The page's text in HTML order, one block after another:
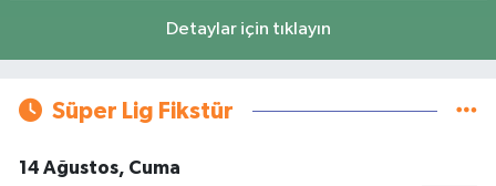
Detaylar için tıklayın
Süper Lig Fikstür
14 Ağustos, Cuma